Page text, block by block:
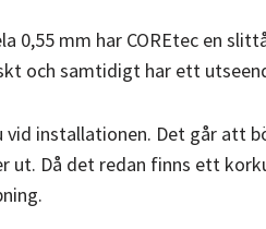
0,55 mm har COREtec en
och samtidigt har ett
vid installationen. Det går att
ut. Då det redan finns ett